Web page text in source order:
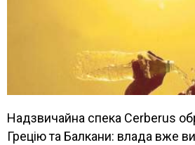
Надзвичайна спека Cerberus
Грецію та Балкани: влада вже